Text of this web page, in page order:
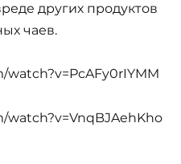
других продуктов
чаев.